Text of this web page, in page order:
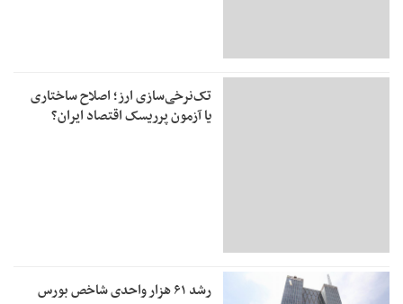
تک‌نرخی‌سازی ارز؛ اصلاح ساختاری
یا آزمون پرریسک اقتصاد ایران؟
رشد ۶۱ هزار واحدی شاخص بورس